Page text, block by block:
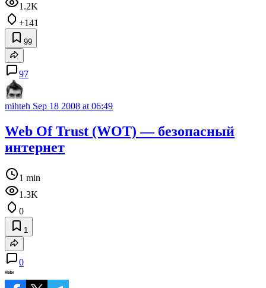
1.2K
+141
99
97
mihteh Sep 18 2008 at 06:49
Web Of Trust (WOT) — безопасный
интернет
1 min
1.3K
0
1
0